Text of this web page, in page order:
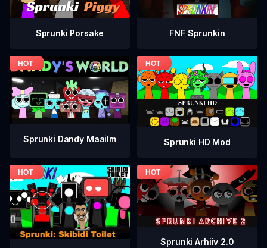
Sprunki Porsake FNF Sprunkin
Sprunki Dandy Maailm Sprunki HD Mod
Sprunki Arhiiv 2.0